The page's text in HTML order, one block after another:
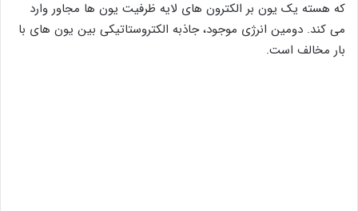
که هسته یک یون بر الکترون های لایه ظرفیت یون ها مجاور وارد
می کند. دومین انرژی موجود، جاذبه الکتروستاتیکی بین یون های با
بار مخالف است.